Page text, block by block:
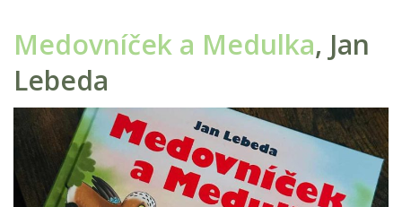
Medovníček a Medulka, Jan
Lebeda